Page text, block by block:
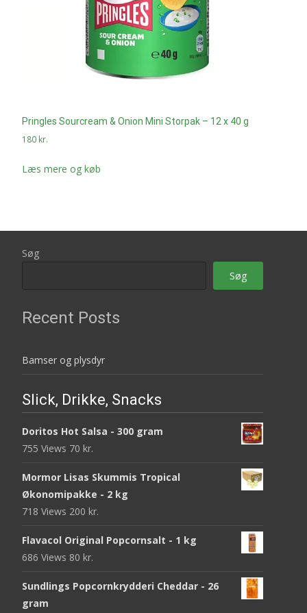
Pringles Sourcream & Onion Mini Storpak – 12 x 40 g
180 kr.
Læs mere og køb
Søg
Søg
Recent Posts
Bamser og plysdyr
Slick, Drikke, Snacks
Doritos Hot Salsa - 300 gram
755 Views 70 kr.
Mormor Lisas Skummis Tropical
Økonomipakke - 2 kg
718 Views 200 kr.
Flavacol Original Popcornsalt - 1 kg
686 Views 80 kr.
Sundlings Popcornkrydderi Cheddar - 26
gram